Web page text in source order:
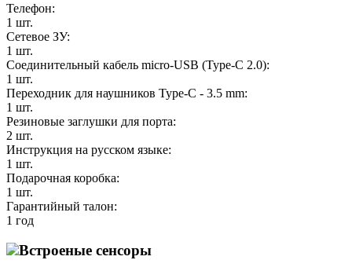
Телефон:
1 шт.
Сетевое ЗУ:
1 шт.
Соединительный кабель micro-USB (Type-C 2.0):
1 шт.
Переходник для наушников Type-C - 3.5 mm:
1 шт.
Резиновые заглушки для порта:
2 шт.
Инструкция на русском языке:
1 шт.
Подарочная коробка:
1 шт.
Гарантийный талон:
1 год
Встроеные сенсоры